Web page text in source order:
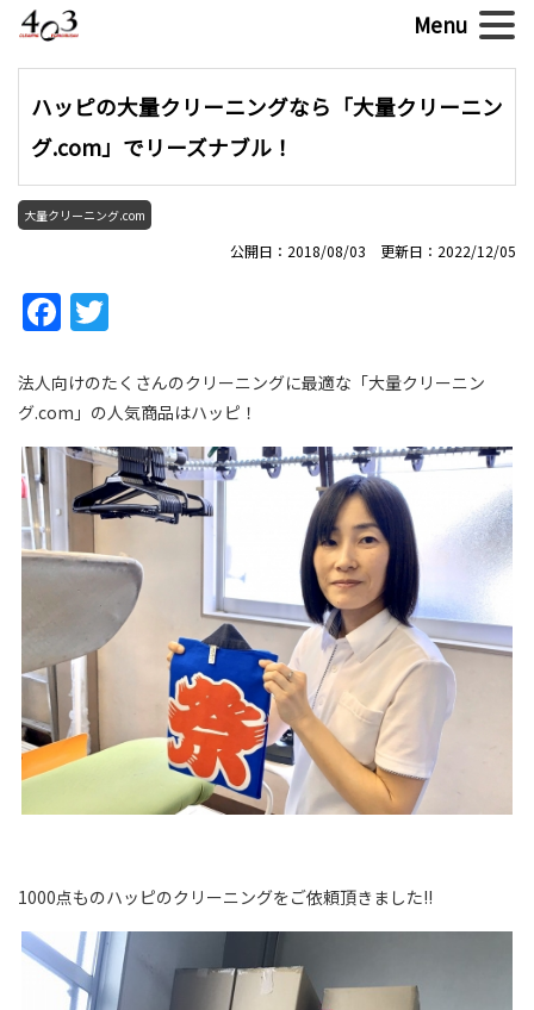
ハッピの大量クリーニングなら「大量クリーニン
グ.com」でリーズナブル！
大量クリーニング.com
公開日：2018/08/03 更新日：2022/12/05
Facebook
法人向けのたくさんのクリーニングに最適な「大量クリーニン
グ.com」の人気商品はハッピ！
1000点ものハッピのクリーニングをご依頼頂きました!!